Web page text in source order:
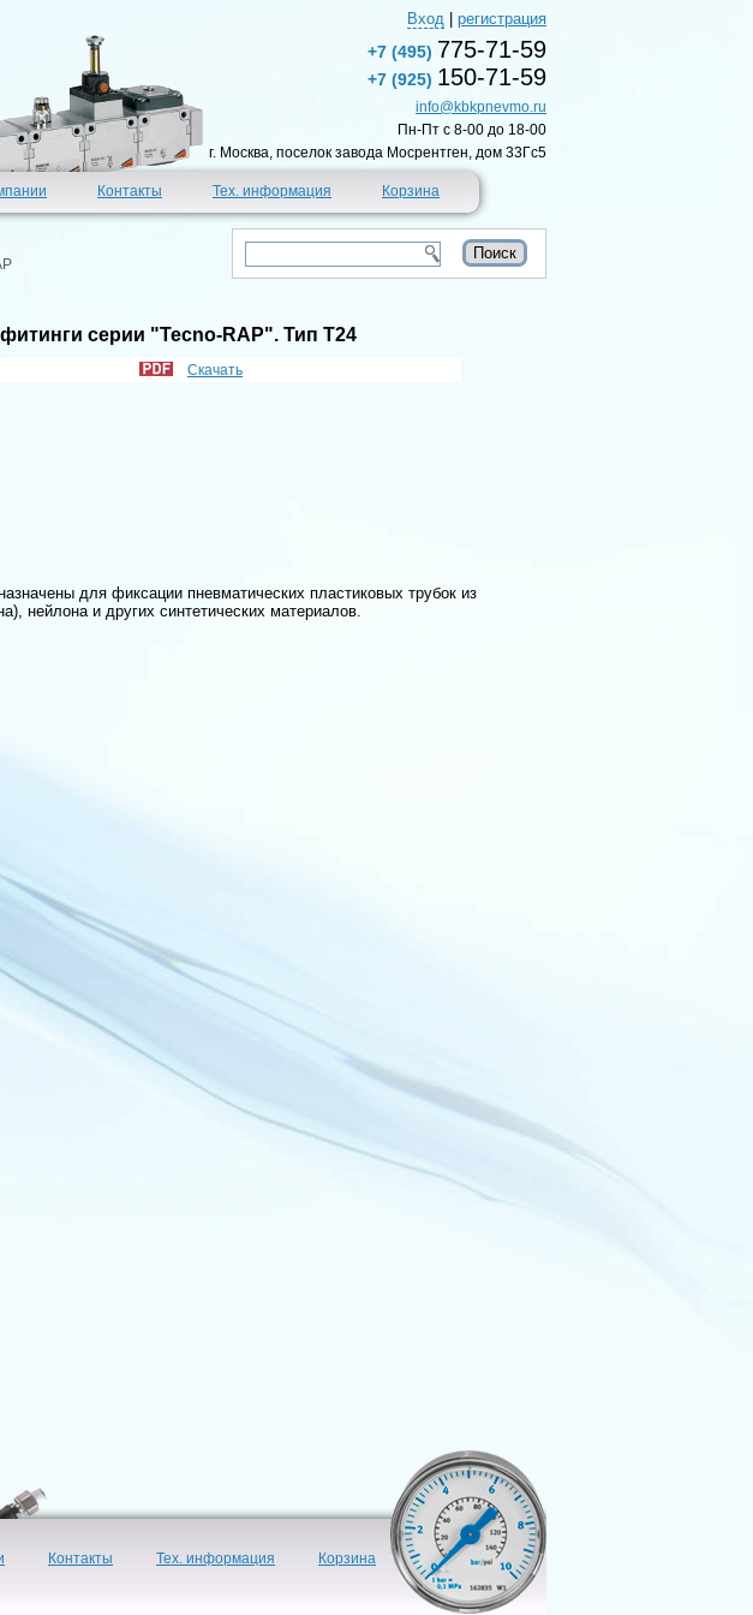
Вход регистрация
+7 (495) 775-71-59
+7 (925) 150-71-59
info@kbkpnevmo.ru
Пн-Пт c 8-00 до 18-00
г. Москва, поселок завода Мосрентген, дом 33Гс5
Контакты Тех. информация Корзина
серии "Tecno-RAP". Тип T24
Скачать
для фиксации пневматических пластиковых трубок из
нейлона и других синтетических материалов.
Контакты Тех. информация Корзина